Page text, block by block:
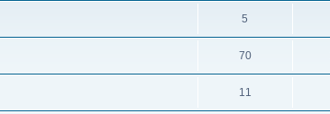
5
70
11